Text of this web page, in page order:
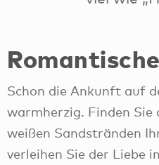
Schon die Ankunft auf
warmherzig. Finden Sie
weißen Sandstränden
verleihen Sie der Liebe